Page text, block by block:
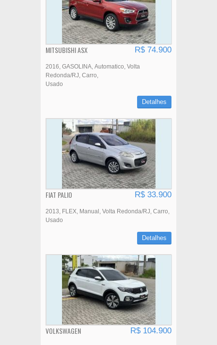
MITSUBISHI ASX R$ 74.900
2016 GASOLINA Automatico Volta
Redonda/RJ Carro
Usado
Detalhes
FIAT PALIO R$ 33.900
2013 FLEX Manual Volta Redonda/RJ Carro
Usado
Detalhes
VOLKSWAGEN R$ 104.900